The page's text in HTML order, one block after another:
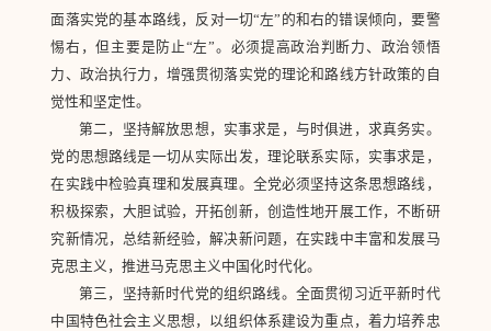
面落实党的基本路线，反对一切“左”的和右的错误倾向，要警
惕右，但主要是防止“左”。必须提高政治判断力、政治领悟
力、政治执行力，增强贯彻落实党的理论和路线方针政策的自
觉性和坚定性。
第二，坚持解放思想，实事求是，与时俱进，求真务实。
党的思想路线是一切从实际出发，理论联系实际，实事求是，
在实践中检验真理和发展真理。全党必须坚持这条思想路线，
积极探索，大胆试验，开拓创新，创造性地开展工作，不断研
究新情况，总结新经验，解决新问题，在实践中丰富和发展马
克思主义，推进马克思主义中国化时代化。
第三，坚持新时代党的组织路线。全面贯彻习近平新时代
中国特色社会主义思想，以组织体系建设为重点，着力培养忠